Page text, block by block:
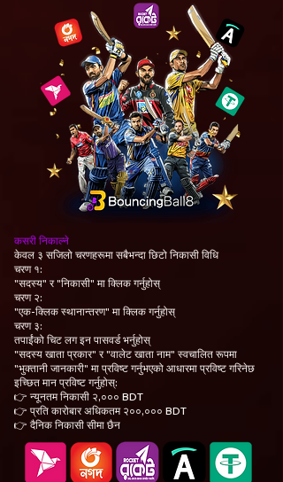
कसरी निकाल्ने
केवल ३ सजिलो चरणहरूमा सबैभन्दा छिटो निकासी विधि
चरण १:
"सदस्य" र "निकासी" मा क्लिक गर्नुहोस्
चरण २:
"एक-क्लिक स्थानान्तरण" मा क्लिक गर्नुहोस्
चरण ३:
तपाईंको चिट लग इन पासवर्ड भर्नुहोस्
"सदस्य खाता प्रकार" र "वालेट खाता नाम" स्वचालित रूपमा
"भुक्तानी जानकारी" मा प्रविष्ट गर्नुभएको आधारमा प्रविष्ट गरिनेछ
इच्छित मान प्रविष्ट गर्नुहोस्:
👉 न्यूनतम निकासी २,००० BDT
👉 प्रति कारोबार अधिकतम २००,००० BDT
👉 दैनिक निकासी सीमा छैन